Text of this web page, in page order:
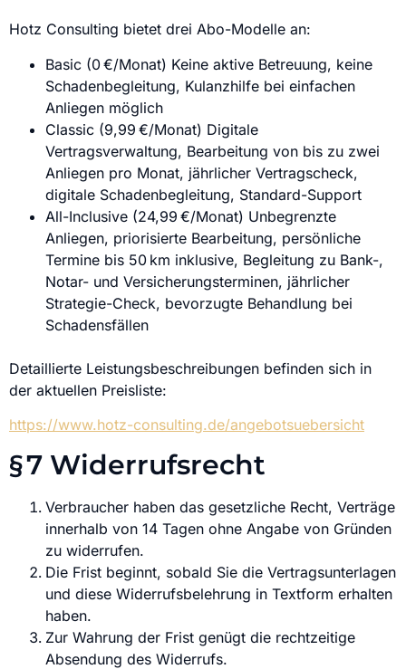
Hotz Consulting bietet drei Abo-Modelle an:
Basic (0 €/Monat) Keine aktive Betreuung, keine
Schadenbegleitung, Kulanzhilfe bei einfachen
Anliegen möglich
Classic (9,99 €/Monat) Digitale
Vertragsverwaltung, Bearbeitung von bis zu zwei
Anliegen pro Monat, jährlicher Vertragscheck,
digitale Schadenbegleitung, Standard-Support
All-Inclusive (24,99 €/Monat) Unbegrenzte
Anliegen, priorisierte Bearbeitung, persönliche
Termine bis 50 km inklusive, Begleitung zu Bank-,
Notar- und Versicherungsterminen, jährlicher
Strategie-Check, bevorzugte Behandlung bei
Schadensfällen
Detaillierte Leistungsbeschreibungen befinden sich in
der aktuellen Preisliste:
https://www.hotz-consulting.de/angebotsuebersicht
§ 7 Widerrufsrecht
Verbraucher haben das gesetzliche Recht, Verträge
innerhalb von 14 Tagen ohne Angabe von Gründen
zu widerrufen.
Die Frist beginnt, sobald Sie die Vertragsunterlagen
und diese Widerrufsbelehrung in Textform erhalten
haben.
Zur Wahrung der Frist genügt die rechtzeitige
Absendung des Widerrufs.